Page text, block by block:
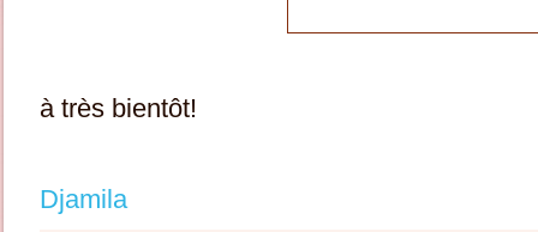
à très bientôt!
Djamila